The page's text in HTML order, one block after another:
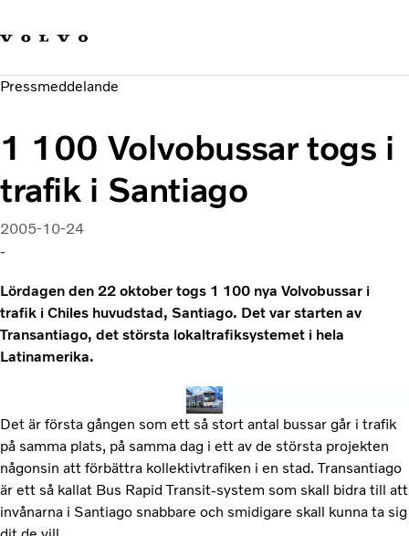
Hållbara transporter
Investerare
Pressmeddelande
1 100 Volvobussar togs i
trafik i Santiago
2005-10-24
-
Lördagen den 22 oktober togs 1 100 nya Volvobussar i
trafik i Chiles huvudstad, Santiago. Det var starten av
Transantiago, det största lokaltrafiksystemet i hela
Latinamerika.
Det är första gången som ett så stort antal bussar går i trafik
på samma plats, på samma dag i ett av de största projekten
någonsin att förbättra kollektivtrafiken i en stad. Transantiago
är ett så kallat Bus Rapid Transit-system som skall bidra till att
invånarna i Santiago snabbare och smidigare skall kunna ta sig